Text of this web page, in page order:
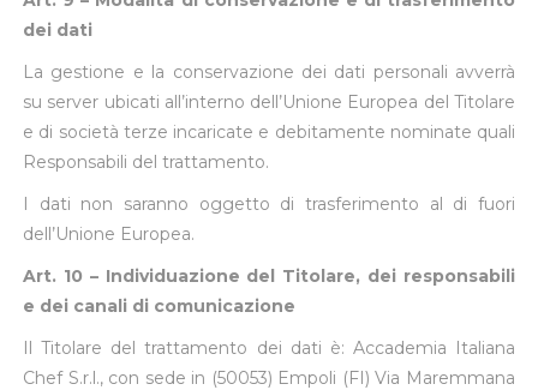
dei dati
La gestione e la conservazione dei dati personali avverrà
su server ubicati all’interno dell’Unione Europea del Titolare
e di società terze incaricate e debitamente nominate quali
Responsabili del trattamento.
I dati non saranno oggetto di trasferimento al di fuori
dell’Unione Europea.
Art. 10 – Individuazione del Titolare, dei responsabili
e dei canali di comunicazione
Il Titolare del trattamento dei dati è: Accademia Italiana
Chef S.r.l., con sede in (50053) Empoli (FI) Via Maremmana